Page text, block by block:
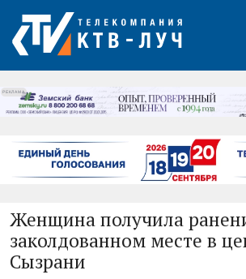
РЕКЛАМА
Женщина получила
заколдованном месте в
Сызрани